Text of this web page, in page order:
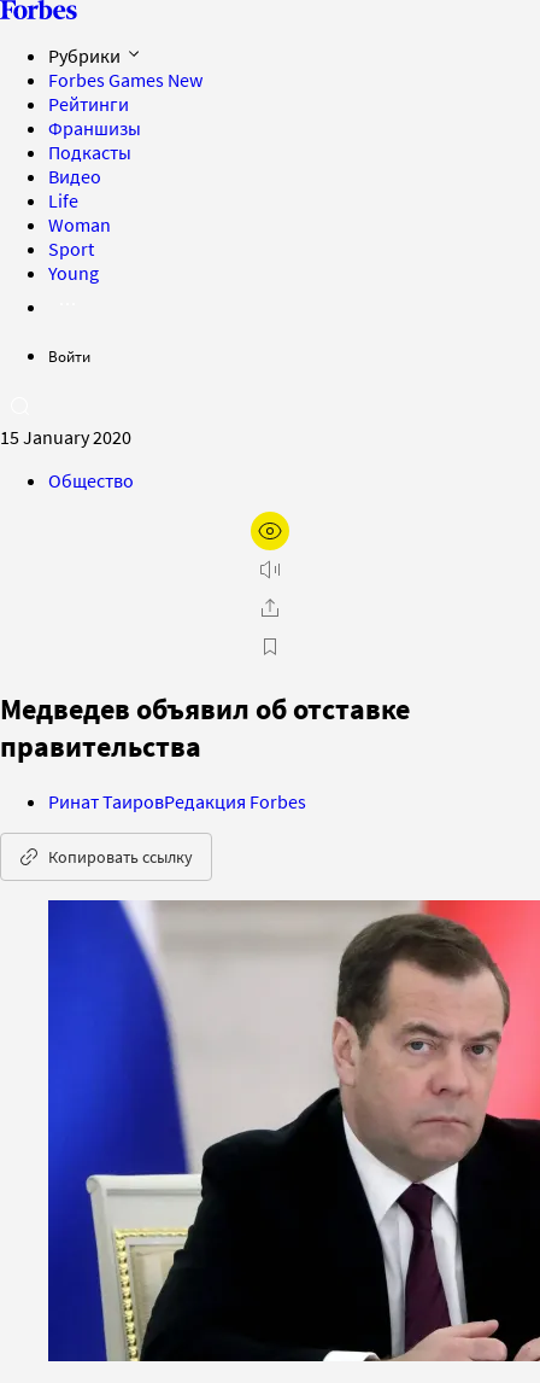
Рубрики
Forbes Games New
Рейтинги
Франшизы
Подкасты
Видео
Life
Woman
Sport
Young
Войти
15 January 2020
Общество
Медведев объявил об отставке
правительства
Ринат ТаировРедакция Forbes
Копировать ссылку